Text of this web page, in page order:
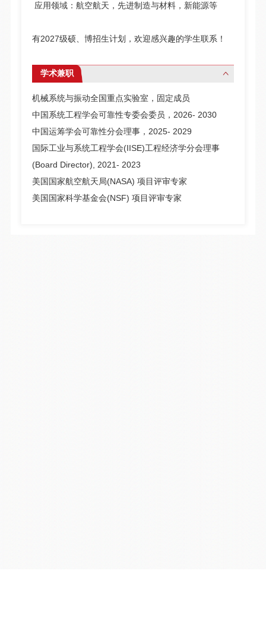
应用领域：航空航天，先进制造与材料，新能源等
有2027级硕、博招生计划，欢迎感兴趣的学生联系！
学术兼职
机械系统与振动全国重点实验室，固定成员
中国系统工程学会可靠性专委会委员，2026- 2030
中国运筹学会可靠性分会理事，2025- 2029
国际工业与系统工程学会(IISE)工程经济学分会理事
(Board Director), 2021- 2023
美国国家航空航天局(NASA) 项目评审专家
美国国家科学基金会(NSF) 项目评审专家